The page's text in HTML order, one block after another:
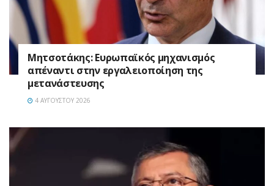
Μητσοτάκης: Ευρωπαϊκός μηχανισμός
απέναντι στην εργαλειοποίηση της
μετανάστευσης
4 ΑΥΓΟΎΣΤΟΥ 2026